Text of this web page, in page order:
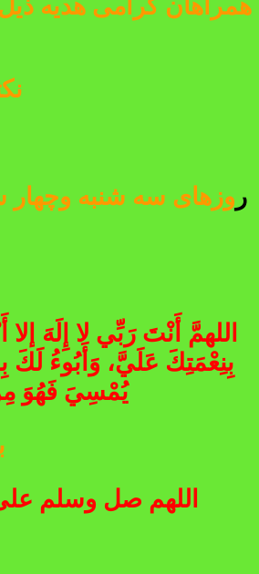
همراهان گرامی هدیه
ر وزهای سه شنبه وچهار
اللهمَّ أَنْتَ رَبِّي لا إِلَهَ
بِنِعْمَتِكَ عَلَيَّ، وَأَبُوءُ لَكَ
يُمْسِيَ فَهُوَ
به
اللهم صل وسلم